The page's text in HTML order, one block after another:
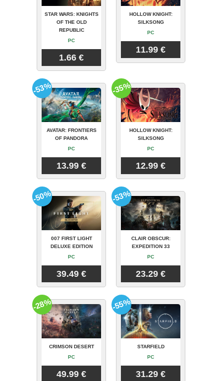
STAR WARS: KNIGHTS
OF THE OLD
REPUBLIC
PC
1.66 €
HOLLOW KNIGHT:
SILKSONG
PC
11.99 €
AVATAR: FRONTIERS
OF PANDORA
PC
13.99 €
-53%
HOLLOW KNIGHT:
SILKSONG
PC
12.99 €
-35%
007 FIRST LIGHT
DELUXE EDITION
PC
39.49 €
-50%
CLAIR OBSCUR:
EXPEDITION 33
PC
23.29 €
-53%
CRIMSON DESERT
PC
49.99 €
-28%
STARFIELD
PC
31.29 €
-55%